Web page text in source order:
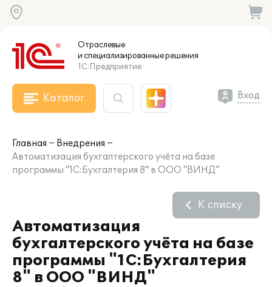
Отраслевые
и специализированныерешения
1С:Предприятие
Каталог Вход
Главная
Внедрения
Автоматизация бухгалтерского учёта на базе
программы "1С:Бухгалтерия 8" в ООО "ВИНД"
Автоматизация
бухгалтерского учёта на базе
программы "1С:Бухгалтерия
8" в ООО "ВИНД"
К списку